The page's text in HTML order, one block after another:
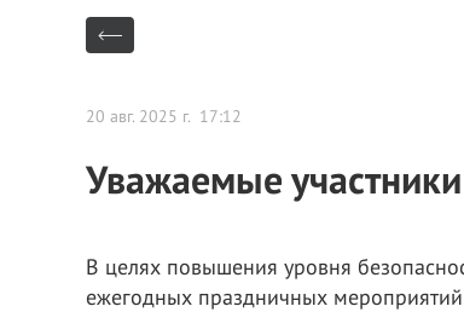
20 авг. 2025 г. 17:12
Уважаемые
В целях повышения уровня
ежегодных праздничных